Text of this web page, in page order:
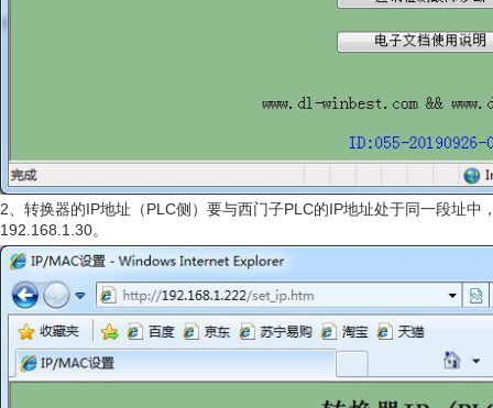
2、转换器的IP地址（PLC侧）要与西门子PLC的IP地址处于同一段址
192.168.1.30。